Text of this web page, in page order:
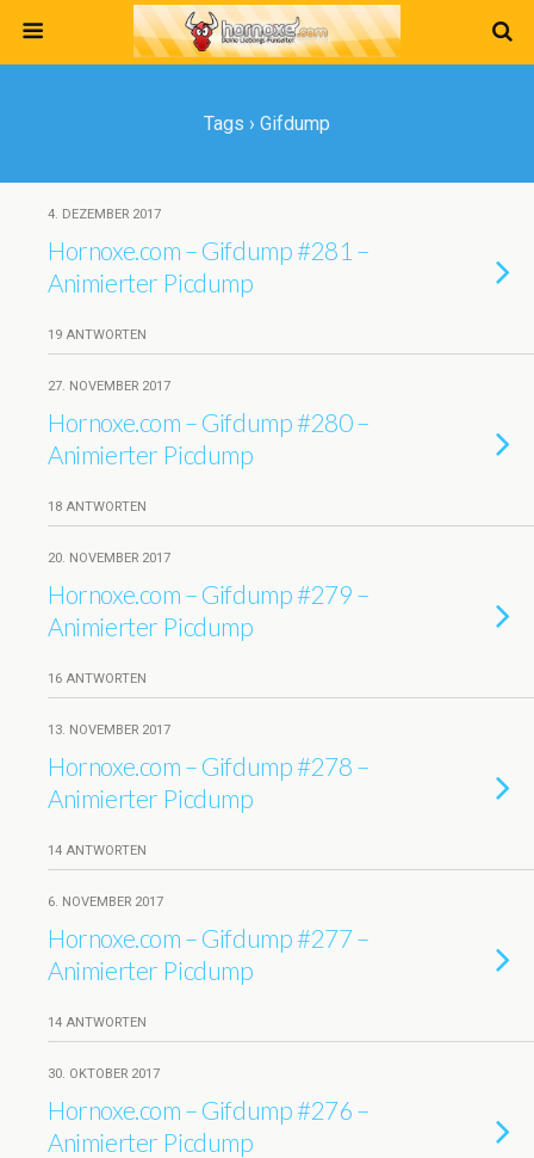
Tags › Gifdump
4. DEZEMBER 2017
Hornoxe.com – Gifdump #281 –
Animierter Picdump
19 ANTWORTEN
27. NOVEMBER 2017
Hornoxe.com – Gifdump #280 –
Animierter Picdump
18 ANTWORTEN
20. NOVEMBER 2017
Hornoxe.com – Gifdump #279 –
Animierter Picdump
16 ANTWORTEN
13. NOVEMBER 2017
Hornoxe.com – Gifdump #278 –
Animierter Picdump
14 ANTWORTEN
6. NOVEMBER 2017
Hornoxe.com – Gifdump #277 –
Animierter Picdump
14 ANTWORTEN
30. OKTOBER 2017
Hornoxe.com – Gifdump #276 –
Animierter Picdump